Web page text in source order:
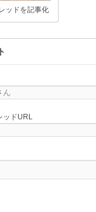
ッドを記事化
ドURL